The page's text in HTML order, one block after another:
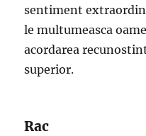
sentiment
le multumeasca
acordarea
superior.
Rac